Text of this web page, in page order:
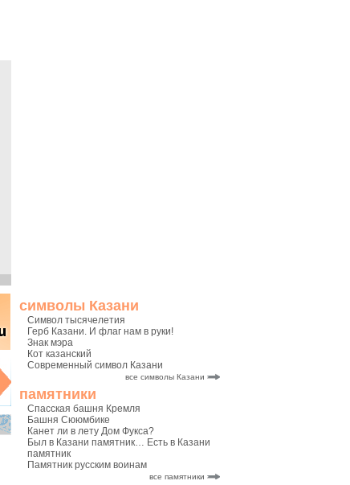
символы Казани
Символ тысячелетия
Герб Казани. И флаг нам в руки!
Знак мэра
Кот казанский
Современный символ Казани
все символы Казани
памятники
Спасская башня Кремля
Башня Сююмбике
Канет ли в лету Дом Фукса?
Был в Казани памятник… Есть в Казани
памятник
Памятник русским воинам
все памятники